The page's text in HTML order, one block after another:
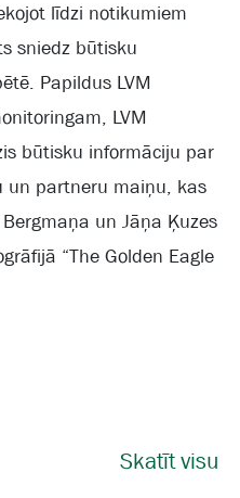
līdzi notikumiem
sniedz būtisku
Papildus LVM
LVM
būtisku informāciju par
un partneru maiņu, kas
un Jāņa Ķuzes
“The Golden Eagle
Skatīt visu